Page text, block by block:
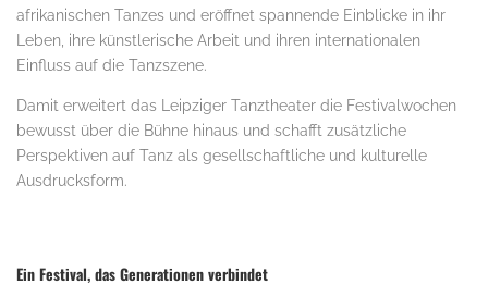
afrikanischen Tanzes und eröffnet spannende Einblicke in ihr
Leben, ihre künstlerische Arbeit und ihren internationalen
Einfluss auf die Tanzszene.
Damit erweitert das Leipziger Tanztheater die Festivalwochen
bewusst über die Bühne hinaus und schafft zusätzliche
Perspektiven auf Tanz als gesellschaftliche und kulturelle
Ausdrucksform.
Ein Festival, das Generationen verbindet